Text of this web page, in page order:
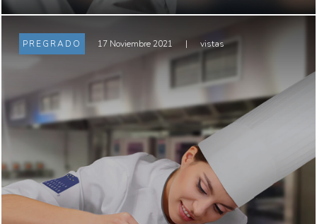
PREGRADO 17 Noviembre 2021 | vistas